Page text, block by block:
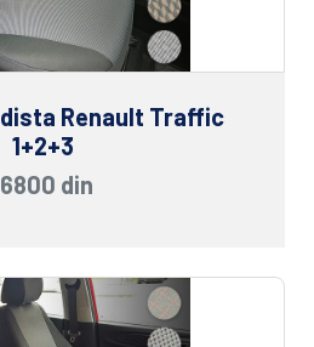
Renault Traffic
1+2+3
din